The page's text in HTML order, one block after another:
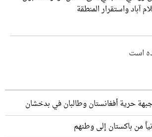
آباد واستقرار المنطقة
است
حرية أفغانستان وطالبان في بدخشان